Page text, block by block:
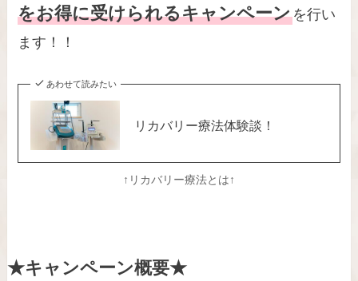
をお得に受けられるキャンペーンを行い
ます！！
あわせて読みたい
リカバリー療法体験談！
↑リカバリー療法とは↑
★キャンペーン概要★